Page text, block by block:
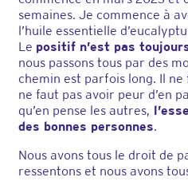
semaines. Je commence à
l’huile essentielle
Le positif n’est pas
nous passons tous par des
chemin est parfois long. Il ne
ne faut pas avoir peur d’en
qu’en pense les autres,
des bonnes personnes.
Nous avons tous le droit de
ressentons et nous avons